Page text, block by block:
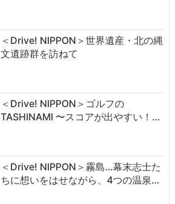
＜Drive! NIPPON＞世界遺産・北の縄
文遺跡群を訪ねて
＜Drive! NIPPON＞ゴルフの
TASHINAMI 〜スコアが出やすい！…
＜Drive! NIPPON＞霧島…幕末志士た
ちに想いをはせながら、4つの温泉…